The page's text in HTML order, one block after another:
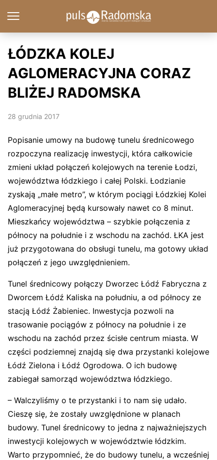
ŁÓDZKA KOLEJ
AGLOMERACYJNA CORAZ
BLIŻEJ RADOMSKA
28 grudnia 2017
Popisanie umowy na budowę tunelu średnicowego
rozpoczyna realizację inwestycji, która całkowicie
zmieni układ połączeń kolejowych na terenie Łodzi,
województwa łódzkiego i całej Polski. Łodzianie
zyskają „małe metro”, w którym pociągi Łódzkiej Kolei
Aglomeracyjnej będą kursowały nawet co 8 minut.
Mieszkańcy województwa – szybkie połączenia z
północy na południe i z wschodu na zachód. ŁKA jest
już przygotowana do obsługi tunelu, ma gotowy układ
połączeń z jego uwzględnieniem.
Tunel średnicowy połączy Dworzec Łódź Fabryczna z
Dworcem Łódź Kaliska na południu, a od północy ze
stacją Łódź Żabieniec. Inwestycja pozwoli na
trasowanie pociągów z północy na południe i ze
wschodu na zachód przez ścisłe centrum miasta. W
części podziemnej znajdą się dwa przystanki kolejowe
Łódź Zielona i Łódź Ogrodowa. O ich budowę
zabiegał samorząd województwa łódzkiego.
– Walczyliśmy o te przystanki i to nam się udało.
Cieszę się, że zostały uwzględnione w planach
budowy. Tunel średnicowy to jedna z najważniejszych
inwestycji kolejowych w województwie łódzkim.
Warto przypomnieć, że do budowy tunelu, a wcześniej